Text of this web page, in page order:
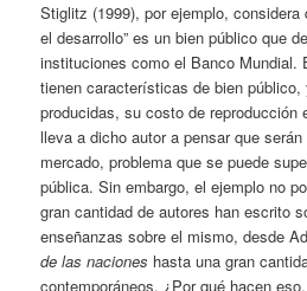
Stiglitz (1999), por ejemplo, considera
el desarrollo” es un bien público que
instituciones como el Banco Mundial.
tienen características de bien público,
producidas, su costo de reproducción
lleva a dicho autor a pensar que serán
mercado, problema que se puede
pública. Sin embargo, el ejemplo no
gran cantidad de autores han escrito
enseñanzas sobre el mismo, desde
de las naciones hasta una gran
contemporáneos. ¿Por qué hacen